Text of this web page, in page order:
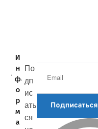
И
н
ф
о
р
м
а
По
дп
ис
ать
ся
Подписаться